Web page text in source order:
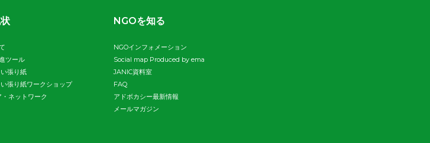
ツール
張り紙
張り紙ワークショップ
ネットワーク
NGOを知る
NGOインフォメーション
Social map Produced by ema
JANIC資料室
FAQ
アドボカシー最新情報
メールマガジン